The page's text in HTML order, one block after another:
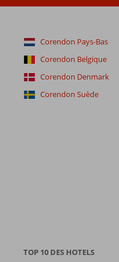
Corendon Pays-Bas
Corendon Belgique
Corendon Denmark
Corendon Suède
TOP 10 DES HOTELS